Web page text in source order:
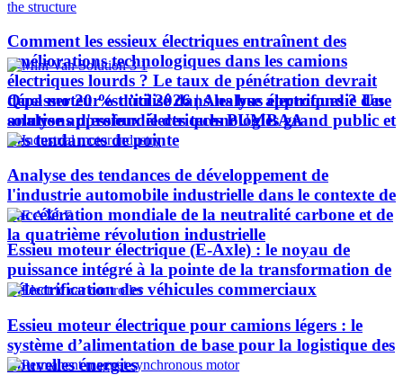
Comment les essieux électriques entraînent des
améliorations technologiques dans les camions
électriques lourds ? Le taux de pénétration devrait
dépasser 20 % d’ici 2026 | Analyse approfondie des
solutions d'essieux électriques PUMBAA
Quel moteur est utilisé dans les bus électriques ? Une
analyse approfondie des technologies grand public et
des tendances de pointe
Analyse des tendances de développement de
l'industrie automobile industrielle dans le contexte de
l'accélération mondiale de la neutralité carbone et de
la quatrième révolution industrielle
Essieu moteur électrique (E-Axle) : le noyau de
puissance intégré à la pointe de la transformation de
l’électrification des véhicules commerciaux
Essieu moteur électrique pour camions légers : le
système d’alimentation de base pour la logistique des
nouvelles énergies